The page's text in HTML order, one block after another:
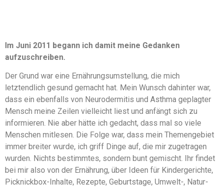
Im Juni 2011 begann ich damit meine Gedanken
aufzuschreiben.
Der Grund war eine Ernährungsumstellung, die mich
letztendlich gesund gemacht hat. Mein Wunsch dahinter war,
dass ein ebenfalls von Neurodermitis und Asthma geplagter
Mensch meine Zeilen vielleicht liest und anfängt sich zu
informieren. Nie aber hätte ich gedacht, dass mal so viele
Menschen mitlesen. Die Folge war, dass mein Themengebiet
immer breiter wurde, ich griff Dinge auf, die mir zugetragen
wurden. Nichts bestimmtes, sondern bunt gemischt. Ihr findet
bei mir also von der Ernährung, über Ideen für Kindergerichte,
Picknickbox-Inhalte, Rezepte, Geburtstage, Umwelt-, Natur-